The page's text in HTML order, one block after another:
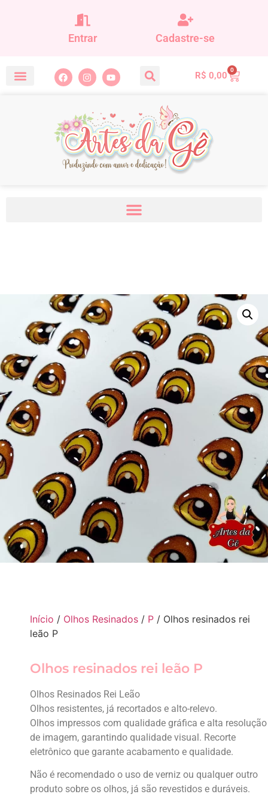
Entrar Cadastre-se
R$ 0,00
0
Início / Olhos Resinados / P / Olhos resinados rei
leão P
Olhos resinados rei leão P
Olhos Resinados Rei Leão
Olhos resistentes, já recortados e alto-relevo.
Olhos impressos com qualidade gráfica e alta resolução
de imagem, garantindo qualidade visual. Recorte
eletrônico que garante acabamento e qualidade.
Não é recomendado o uso de verniz ou qualquer outro
produto sobre os olhos, já são revestidos e duráveis.